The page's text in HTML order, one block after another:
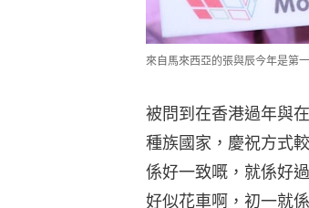
來自馬來西亞的張與辰今年是第
被問到在香港過年與
種族國家，慶祝方式
係好一致嘅，就係好
好似花車啊，初一就